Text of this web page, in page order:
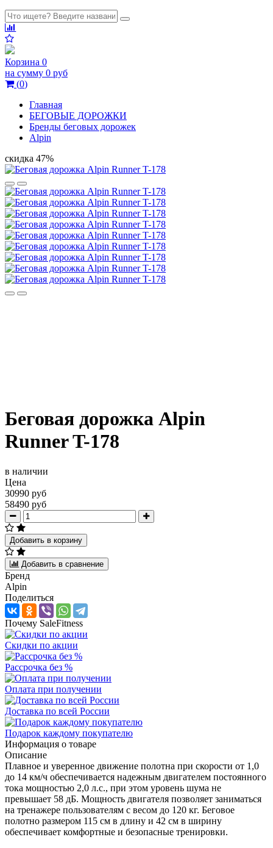
Корзина 0
на сумму 0 руб
(0)
Главная
БЕГОВЫЕ ДОРОЖКИ
Бренды беговых дорожек
Alpin
скидка 47%
Беговая дорожка Alpin
Runner T-178
в наличии
Цена
30990 руб
58490 руб
Добавить в корзину
Добавить в сравнение
Бренд
Alpin
Поделиться
Почему SaleFitness
Скидки по акции
Рассрочка без %
Оплата при получении
Доставка по всей России
Подарок каждому покупателю
Информация о товаре
Описание
Плавное и уверенное движение полотна при скорости от 1,0
до 14 км/ч обеспечивается надежным двигателем постоянного
тока мощностью 2,0 л.с., при этом уровень шума не
превышает 58 дБ. Мощность двигателя позволяет заниматься
на тренажере пользователям с весом до 120 кг. Беговое
полотно размером 115 см в длину и 42 см в ширину
обеспечивает комфортные и безопасные тренировки.